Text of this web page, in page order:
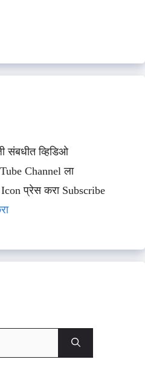
संबधीत व्हिडिओ
Channel ला
प्रेस करा Subscribe